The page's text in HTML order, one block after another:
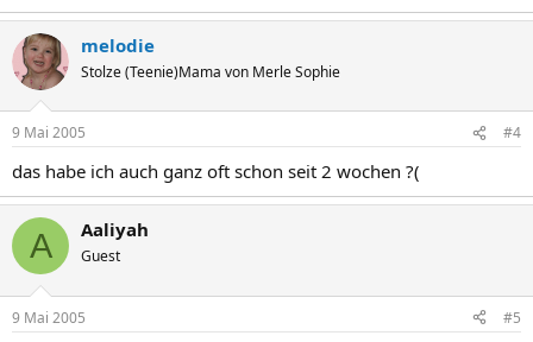
melodie
Stolze (Teenie)Mama von Merle Sophie
9 Mai 2005 #4
das habe ich auch ganz oft schon seit 2 wochen ?(
A Aaliyah
Guest
9 Mai 2005 #5